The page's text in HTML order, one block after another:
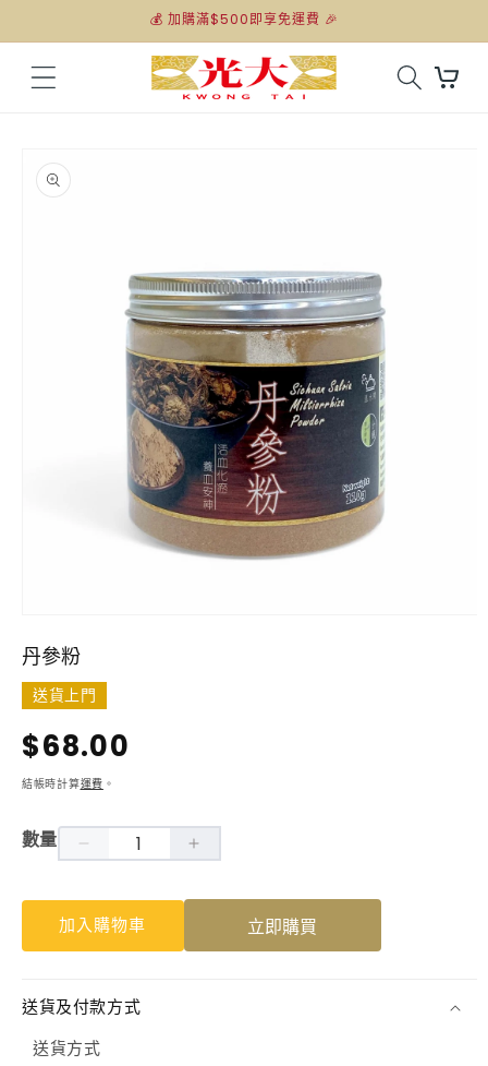
💰 加購滿$500即享免運費 🎉
購
物
略過產
品資訊
互
動
視
窗
開
多
體
檔
丹參粉
送貨上門
定
價
$68.00
結帳時計算運費 。
數量
丹
參
粉
量
減
丹
參
加入購物車 立即購買
送貨及付款方式
送貨方式